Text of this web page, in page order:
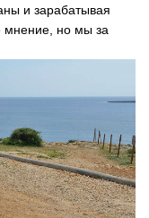
и зарабатывая
мнение, но мы за